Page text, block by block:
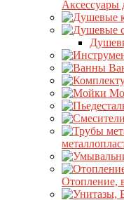
Аксессуары
Отопление,